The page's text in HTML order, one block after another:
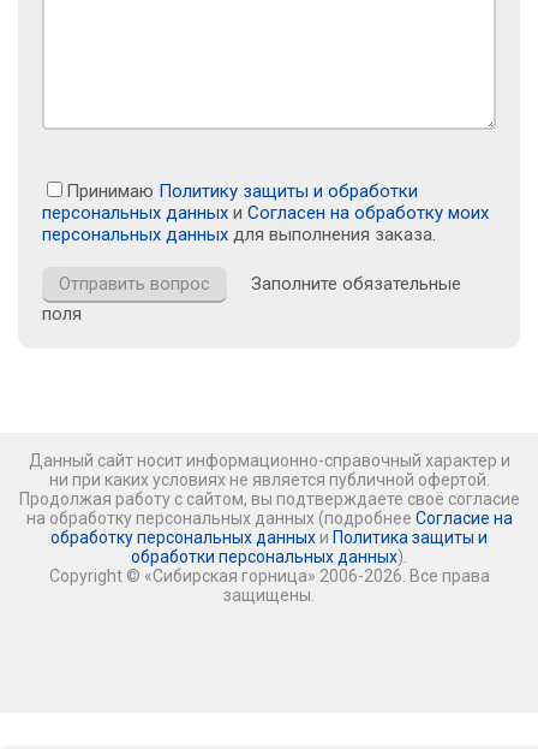
Принимаю Политику защиты и обработки
персональных данных и Согласен на обработку моих
персональных данных для выполнения заказа.
Заполните обязательные
поля
Данный сайт носит информационно-справочный характер и
ни при каких условиях не является публичной офертой.
Продолжая работу с сайтом, вы подтверждаете своё согласие
на обработку персональных данных (подробнее Согласие на
обработку персональных данных и Политика защиты и
обработки персональных данных).
Copyright © «Сибирская горница» 2006-2026. Все права
защищены.